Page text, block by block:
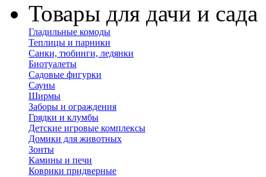
Товары для дачи и сада
Гладильные комоды
Теплицы и парники
Санки, тюбинги, ледянки
Биотуалеты
Садовые фигурки
Сауны
Ширмы
Заборы и ограждения
Грядки и клумбы
Детские игровые комплексы
Домики для животных
Зонты
Камины и печи
Коврики придверные